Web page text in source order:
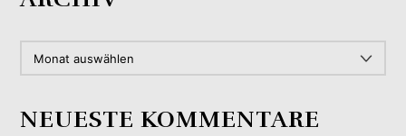
NEUESTE KOMMENTARE